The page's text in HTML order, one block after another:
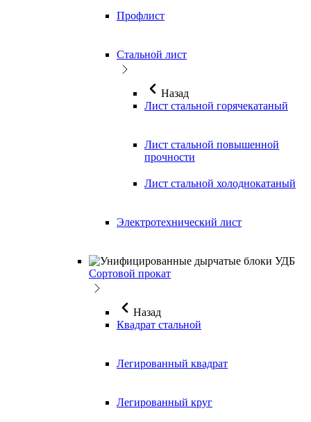
Профлист
Стальной лист
Назад
Лист стальной горячекатаный
Лист стальной повышенной
прочности
Лист стальной холоднокатаный
Электротехнический лист
Сортовой прокат
Назад
Квадрат стальной
Легированный квадрат
Легированный круг